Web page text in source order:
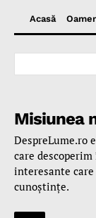
Acasă
Misiunea
DespreLume.ro
care
interesante care
cunoştinţe.